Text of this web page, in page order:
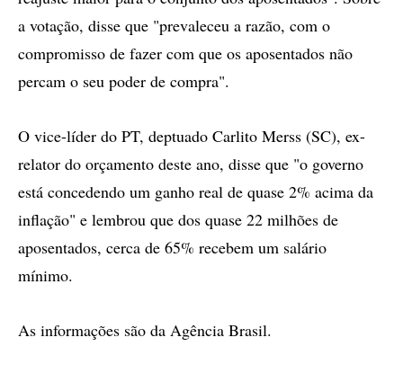
a votação, disse que "prevaleceu a razão, com o
compromisso de fazer com que os aposentados não
percam o seu poder de compra".
O vice-líder do PT, deptuado Carlito Merss (SC), ex-
relator do orçamento deste ano, disse que "o governo
está concedendo um ganho real de quase 2% acima da
inflação" e lembrou que dos quase 22 milhões de
aposentados, cerca de 65% recebem um salário
mínimo.
As informações são da Agência Brasil.